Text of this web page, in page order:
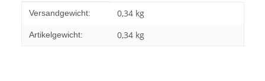
Produkteigenschaft
Wert
Versandgewicht: 0,34 kg
Artikelgewicht: 0,34 kg